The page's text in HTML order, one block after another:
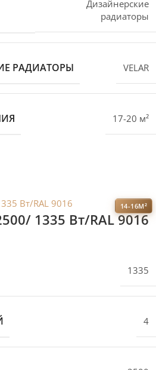
Дизайнерские
радиаторы
РАДИАТОРЫ VELAR
17-20 м²
14-16М²
1335 Bт/RAL 9016
1335
4